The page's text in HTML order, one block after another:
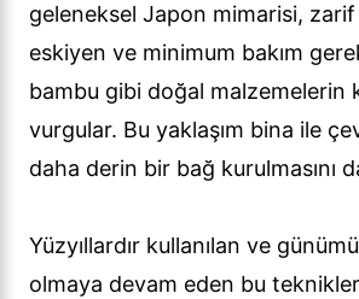
geleneksel Japon mimarisi,
eskiyen ve minimum bakım
bambu gibi doğal malzemelerin
vurgular. Bu yaklaşım bina ile
daha derin bir bağ kurulmasını
Yüzyıllardır kullanılan ve
olmaya devam eden bu